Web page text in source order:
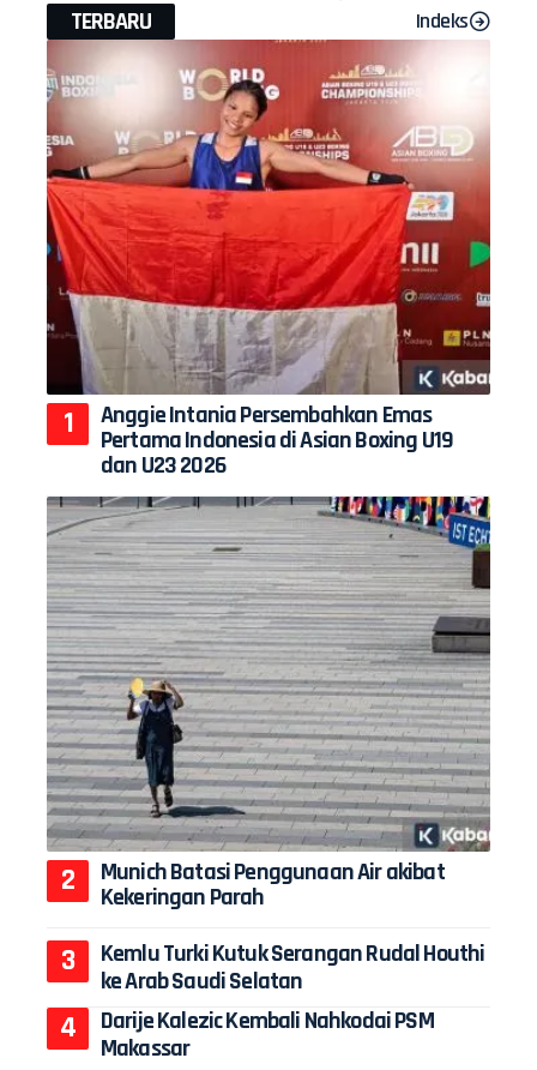
TERBARU
Indeks
Anggie Intania Persembahkan Emas
Pertama Indonesia di Asian Boxing U19
dan U23 2026
Munich Batasi Penggunaan Air akibat
Kekeringan Parah
Kemlu Turki Kutuk Serangan Rudal Houthi
ke Arab Saudi Selatan
Darije Kalezic Kembali Nahkodai PSM
Makassar